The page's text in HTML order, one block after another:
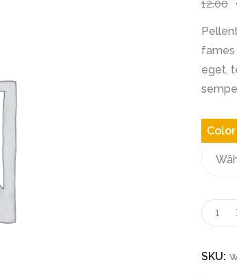
12.00
fames
eget,
Color
SKU: